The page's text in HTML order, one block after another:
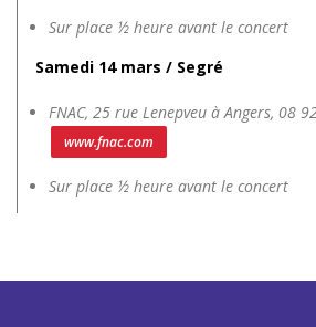
Sur place ½ heure avant le concert
Samedi 14 mars / Segré
FNAC, 25 rue Lenepveu à Angers, 08
www.fnac.com
Sur place ½ heure avant le concert